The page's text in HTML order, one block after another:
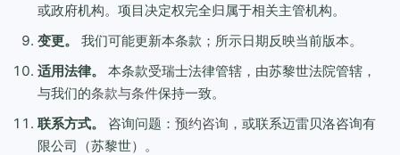
或政府机构。项目决定权完全归属于相关主管机构。
变更。
我们可能更新本条款；所示日期反映当前版本。
适用法律。
本条款受瑞士法律管辖，由苏黎世法院管辖，
与我们的条款与条件保持一致。
联系方式。
咨询问题： 预约咨询 ，或联系迈雷贝洛咨询有
限公司（苏黎世）。